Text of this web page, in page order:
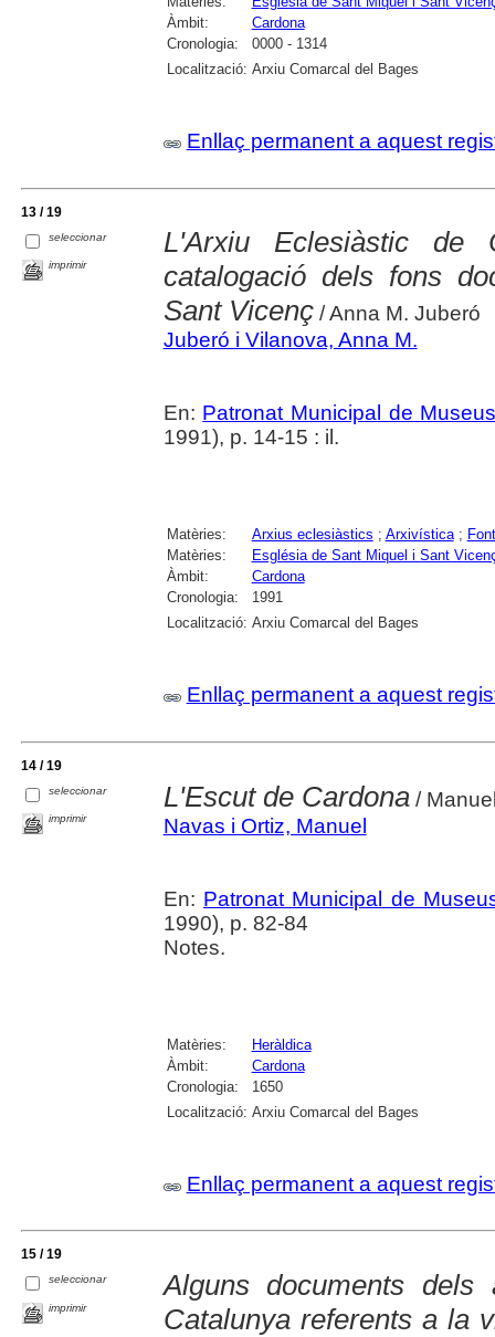
Àmbit:
Cardona
Cronologia:
0000 - 1314
Localització: Arxiu Comarcal del Bages
Enllaç permanent a aquest
13 / 19
seleccionar
imprimir
L'Arxiu Eclesiàstic de
catalogació dels fons
Sant Vicenç/ Anna M. Juberó
Juberó i Vilanova, Anna M.
En: Patronat Municipal de
1991), p. 14-15 : il.
Matèries: Arxius eclesiàstics ; Arxivística;
Matèries:
Església de Sant Miquel i Sant
Àmbit:
Cardona
Cronologia:
1991
Localització: Arxiu Comarcal del Bages
Enllaç permanent a aquest
14 / 19
seleccionar
imprimir
L'Escut de Cardona/
Navas i Ortiz, Manuel
En: Patronat Municipal de
1990), p. 82-84
Notes.
Matèries:
Heràldica
Àmbit:
Cardona
Cronologia:
1650
Localització: Arxiu Comarcal del Bages
Enllaç permanent a aquest
15 / 19
seleccionar
imprimir
Alguns documents
Catalunya referents a la